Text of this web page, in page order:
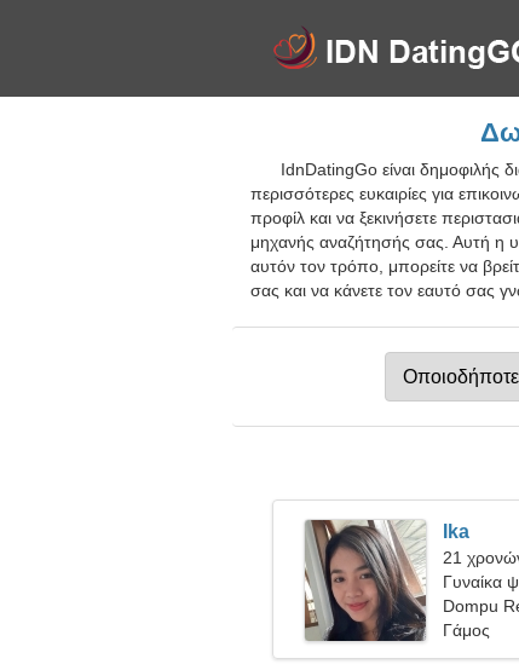
IdnDatingGo είναι δημοφιλής
περισσότερες ευκαιρίες για
προφίλ και να ξεκινήσετε
μηχανής αναζήτησής σας. Αυτή η
αυτόν τον τρόπο, μπορείτε να
σας και να κάνετε τον εαυτό σας
Ika
21
Γυναίκα
Dompu
Γάμος